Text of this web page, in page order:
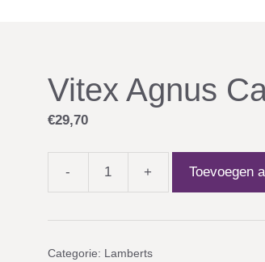
Vitex Agnus
€29,70
-
Castus
1000
+ Toevoegen
Categorie: Lamberts